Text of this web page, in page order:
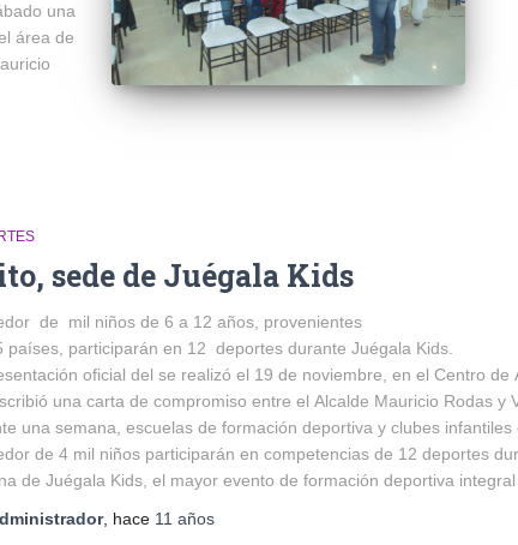
una
área de
sede de Juégala Kids
de mil niños de 6 a 12 años, provenientes
países, participarán en 12 deportes durante Juégala Kids.
oficial del se realizó el 19 de noviembre, en el Centro de
una carta de compromiso entre el Alcalde Mauricio Rodas y
una semana, escuelas de formación deportiva y clubes
de 4 mil niños participarán en competencias de 12 deportes
de Juégala Kids, el mayor evento de formación deportiva
, hace 11 años